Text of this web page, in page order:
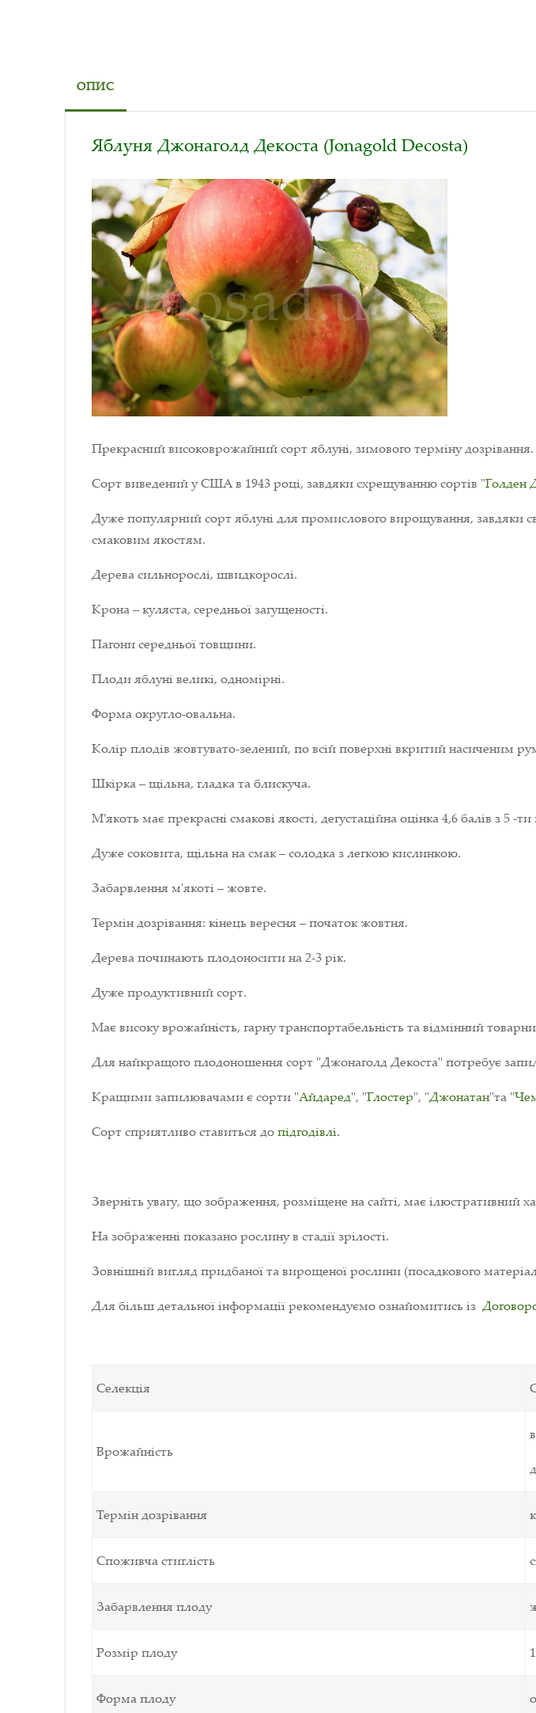
ОПИС
Яблуня Джонаголд Декоста (Jonagold Decosta)
Прекрасний високоврожайний сорт яблуні, зимового терміну дозрівання.
Сорт виведений у США в 1943 році, завдяки схрещуванню сортів "Голден
Дуже популярний сорт яблуні для промислового вирощування, завдяки
смаковим якостям.
Дерева сильнорослі, швидкорослі.
Крона – куляста, середньої загущеності.
Пагони середньої товщини.
Плоди яблуні великі, одномірні.
Форма округло-овальна.
Колір плодів жовтувато-зелений, по всій поверхні вкритий насиченим
Шкірка – щільна, гладка та блискуча.
М'якоть має прекрасні смакові якості, дегустаційна оцінка 4,6 балів з 5 -
Дуже соковита, щільна на смак – солодка з легкою кислинкою.
Забарвлення м'якоті – жовте.
Термін дозрівання: кінець вересня – початок жовтня.
Дерева починають плодоносити на 2-3 рік.
Дуже продуктивний сорт.
Має високу врожайність, гарну транспортабельність та відмінний
Для найкращого плодоношення сорт "Джонаголд Декоста" потребує
Кращими запилювачами є сорти "Айдаред", "Глостер", "Джонатан"та "
Сорт сприятливо ставиться допідгодівлі.
Зверніть увагу, що зображення, розміщене на сайті, має ілюстративний
На зображенні показано рослину в стадії зрілості.
Зовнішній вигляд придбаної та вирощеної рослини (посадкового
Для більш детальної інформації рекомендуємо ознайомитись із
Селекція
Врожайність
Термін дозрівання
Споживча стиглість
Забарвлення плоду
Розмір плоду
Форма плоду